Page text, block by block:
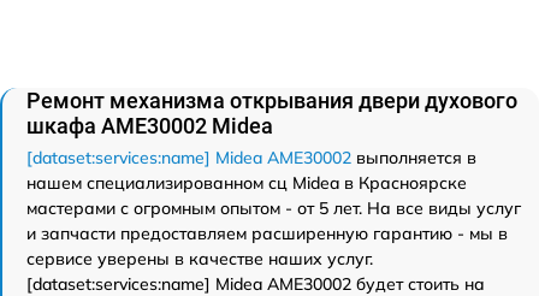
Ремонт механизма открывания двери духового
шкафа AME30002 Midea
[dataset:services:name] Midea AME30002 выполняется в
нашем специализированном сц Midea в Красноярске
мастерами с огромным опытом - от 5 лет. На все виды услуг
и запчасти предоставляем расширенную гарантию - мы в
сервисе уверены в качестве наших услуг.
[dataset:services:name] Midea AME30002 будет стоить на